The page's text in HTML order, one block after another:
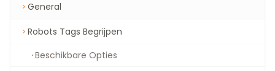
General
Robots Tags Begrijpen
Beschikbare Opties